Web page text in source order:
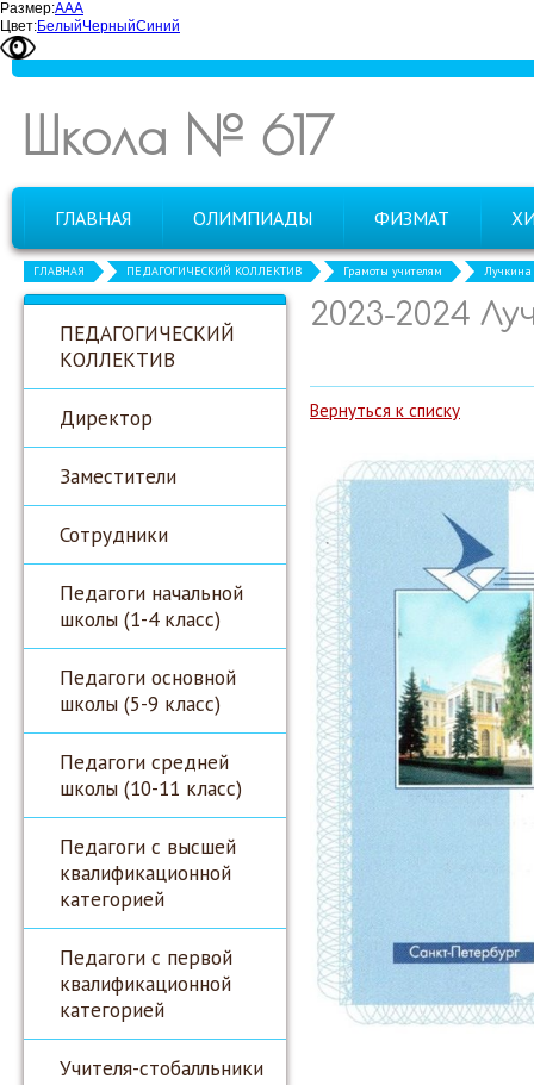
Размер:ААА
Цвет:БелыйЧерныйСиний
Школа № 617
ГЛАВНАЯ ОЛИМПИАДЫ ФИЗМАТ
ГЛАВНАЯ ПЕДАГОГИЧЕСКИЙ КОЛЛЕКТИВ Грамоты учителям Лучкина
ПЕДАГОГИЧЕСКИЙ
КОЛЛЕКТИВ
Директор
Заместители
Сотрудники
Педагоги начальной
школы (1-4 класс)
Педагоги основной
школы (5-9 класс)
Педагоги средней
школы (10-11 класс)
Педагоги с высшей
квалификационной
категорией
Педагоги с первой
квалификационной
категорией
Учителя-стобалльники
2023-2024
Вернуться к списку